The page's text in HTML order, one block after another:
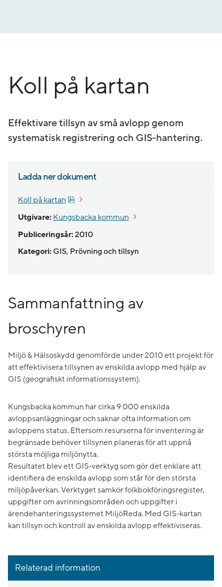
Koll på kartan
Effektivare tillsyn av små avlopp genom
systematisk registrering och GIS-hantering.
Ladda ner dokument
Koll på kartan
Pdf, 1.3 MB, öppnas i nytt fönster.
Utgivare: Kungsbacka kommun Öppnas i nytt fönster.
Publiceringsår:2010
Kategori: GIS, Prövning och tillsyn
Sammanfattning av
broschyren
Miljö & Hälsoskydd genomförde under 2010 ett projekt för
att effektivisera tillsynen av enskilda avlopp med hjälp av
GIS (geografiskt informationssystem).
Kungsbacka kommun har cirka 9 000 enskilda
avloppsanläggningar och saknar ofta information om
avloppens status. Eftersom resurserna för inventering är
begränsade behöver tillsynen planeras för att uppnå
största möjliga miljönytta.
Resultatet blev ett GIS-verktyg som gör det enklare att
identifiera de enskilda avlopp som står för den största
miljöpåverkan. Verktyget samkör folkbokföringsregister,
uppgifter om avrinningsområden och uppgifter i
ärendehanteringssystemet MiljöReda. Med GIS-kartan
kan tillsyn och kontroll av enskilda avlopp effektiviseras.
Relaterad information